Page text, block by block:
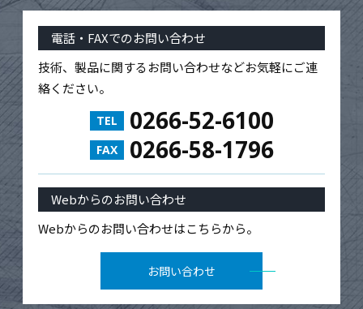
電話・FAXでのお問い合わせ
技術、製品に関するお問い合わせなどお気軽にご連
絡ください。
TEL 0266-52-6100
FAX 0266-58-1796
Webからのお問い合わせ
Webからのお問い合わせはこちらから。
お問い合わせ